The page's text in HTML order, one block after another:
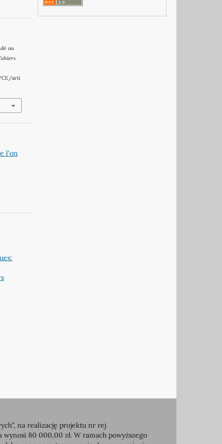
ou
CE/arti
l'on
na realizację projektu nr rej
80 000,00 zł. W ramach powyższego